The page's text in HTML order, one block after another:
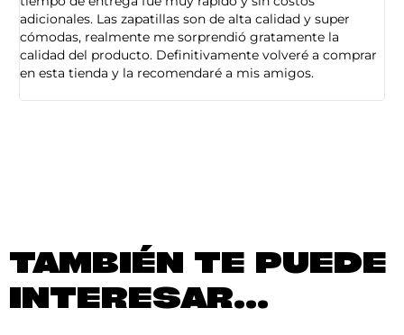
adicionales. Las zapatillas son de alta calidad y super
cómodas, realmente me sorprendió gratamente la
calidad del producto. Definitivamente volveré a comprar
en esta tienda y la recomendaré a mis amigos.
TAMBIÉN TE PUEDE
INTERESAR...